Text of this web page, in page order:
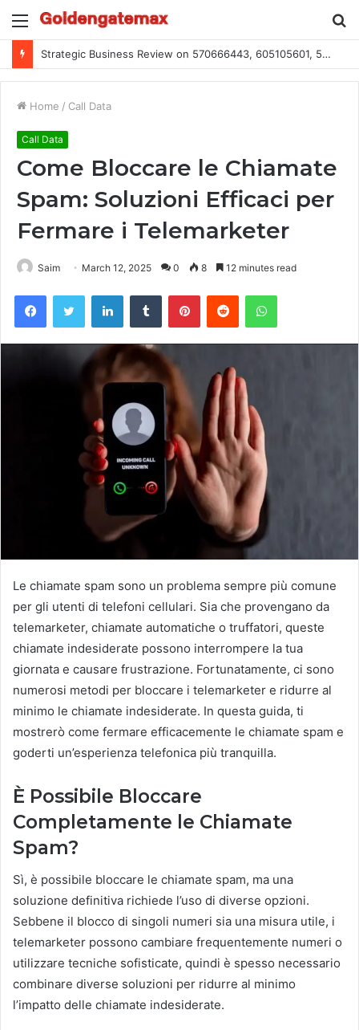
Menu
Global Industry Metrics for 686490640, 9192893422, 951668813, 913300732, 3248281470, 1134683767
Home / Call Data
Call Data
Come Bloccare le Chiamate
Spam: Soluzioni Efficaci per
Fermare i Telemarketer
Saim March 12, 2025 0 8 12 minutes read
FacebookTwitter LinkedInTumblr PinterestReddit WhatsApp
Le chiamate spam sono un problema sempre più comune
per gli utenti di telefoni cellulari. Sia che provengano da
telemarketer, chiamate automatiche o truffatori, queste
chiamate indesiderate possono interrompere la tua
giornata e causare frustrazione. Fortunatamente, ci sono
numerosi metodi per bloccare i telemarketer e ridurre al
minimo le chiamate indesiderate. In questa guida, ti
mostrerò come fermare efficacemente le chiamate spam e
goderti un’esperienza telefonica più tranquilla.
È Possibile Bloccare
Completamente le Chiamate
Spam?
Sì, è possibile bloccare le chiamate spam, ma una
soluzione definitiva richiede l’uso di diverse opzioni.
Sebbene il blocco di singoli numeri sia una misura utile, i
telemarketer possono cambiare frequentemente numeri o
utilizzare tecniche sofisticate, quindi è spesso necessario
combinare diverse soluzioni per ridurre al minimo
l’impatto delle chiamate indesiderate.